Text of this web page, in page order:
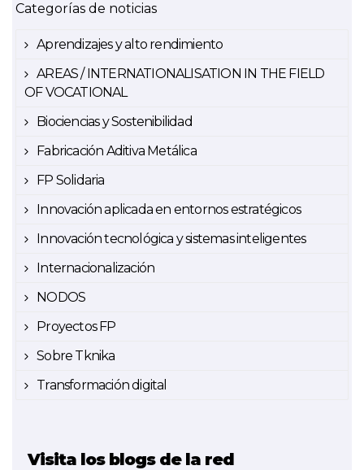
Categorías de noticias
Aprendizajes y alto rendimiento
AREAS / INTERNATIONALISATION IN THE FIELD
OF VOCATIONAL
Biociencias y Sostenibilidad
Fabricación Aditiva Metálica
FP Solidaria
Innovación aplicada en entornos estratégicos
Innovación tecnológica y sistemas inteligentes
Internacionalización
NODOS
Proyectos FP
Sobre Tknika
Transformación digital
Visita los blogs de la red